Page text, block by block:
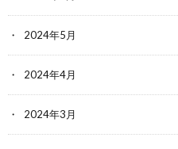
2024年5月
2024年4月
2024年3月